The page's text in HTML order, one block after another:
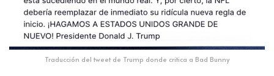
Traducción del tweet de Trump donde critica a Bad Bunny